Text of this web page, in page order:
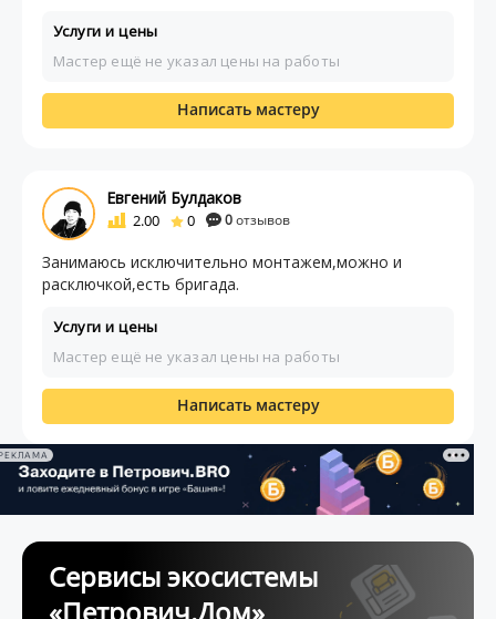
Услуги и цены
Мастер ещё не указал цены на работы
Написать мастеру
Евгений Булдаков
2.00 0 0отзывов
Занимаюсь исключительно монтажем,можно и
расключкой,есть бригада.
Услуги и цены
Мастер ещё не указал цены на работы
Написать мастеру
Сервисы экосистемы